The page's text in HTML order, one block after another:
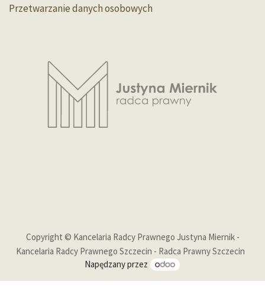
Przetwarzanie danych osobowych
Copyright © Kancelaria Radcy Prawnego Justyna Miernik -
Kancelaria Radcy Prawnego Szczecin - Radca Prawny Szczecin
Napędzany przez